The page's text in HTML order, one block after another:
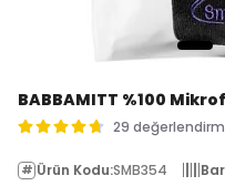
BABBAMITT %100
29
Ürün Kodu:SMB354